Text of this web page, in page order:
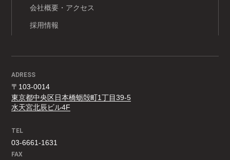
会社概要・アクセス
採用情報
ADRESS
〒103-0014
東京都中央区日本橋蛎殻町1丁目39-5
水天宮北辰ビル4F
TEL
03-6661-1631
FAX